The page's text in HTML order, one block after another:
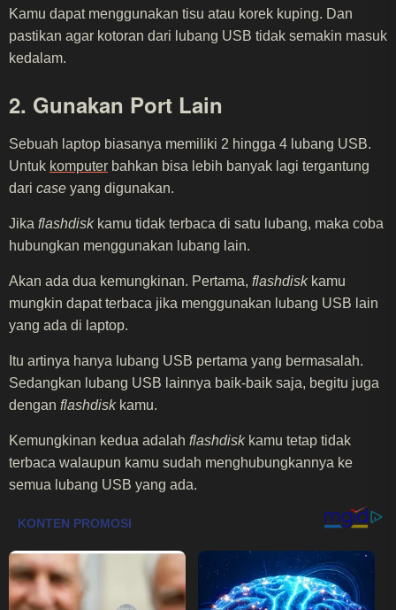
Kamu dapat menggunakan tisu atau korek kuping. Dan
pastikan agar kotoran dari lubang USB tidak semakin masuk
kedalam.
2. Gunakan Port Lain
Sebuah laptop biasanya memiliki 2 hingga 4 lubang USB.
Untuk komputer bahkan bisa lebih banyak lagi tergantung
dari case yang digunakan.
Jika flashdiskkamu tidak terbaca di satu lubang, maka coba
hubungkan menggunakan lubang lain.
Akan ada dua kemungkinan. Pertama, flashdiskkamu
mungkin dapat terbaca jika menggunakan lubang USB lain
yang ada di laptop.
Itu artinya hanya lubang USB pertama yang bermasalah.
Sedangkan lubang USB lainnya baik-baik saja, begitu juga
dengan flashdiskkamu.
Kemungkinan kedua adalah flashdiskkamu tetap tidak
terbaca walaupun kamu sudah menghubungkannya ke
semua lubang USB yang ada.